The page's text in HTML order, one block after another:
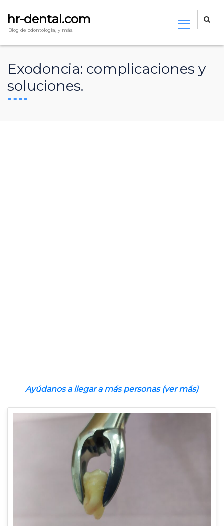
hr-dental.com
Blog de odontologia, y más!
Exodoncia: complicaciones y
soluciones.
Ayúdanos a llegar a más personas (ver más)